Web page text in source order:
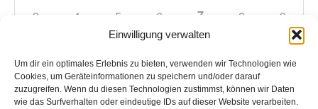
Einwilligung verwalten
Um dir ein optimales Erlebnis zu bieten, verwenden wir Technologien wie
Cookies, um Geräteinformationen zu speichern und/oder darauf
zuzugreifen. Wenn du diesen Technologien zustimmst, können wir Daten
wie das Surfverhalten oder eindeutige IDs auf dieser Website verarbeiten.
3 4 5 6 7 8 9
10 11 12 13 14 15
17 18 19 20 21 22 23